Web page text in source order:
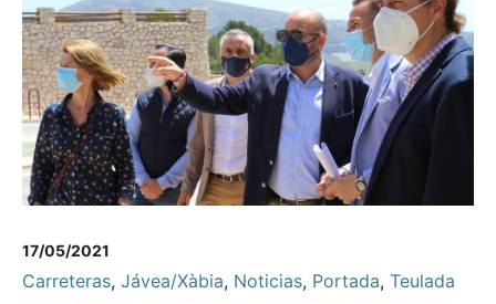
17/05/2021
Carreteras, Jávea/Xàbia, Noticias, Portada, Teulada